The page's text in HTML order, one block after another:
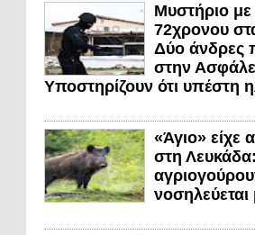
Μυστήριο με
72χρονου
Δύο άνδρες
στην
Υποστηρίζουν ότι υπέστη
«Άγιο» είχε
στη